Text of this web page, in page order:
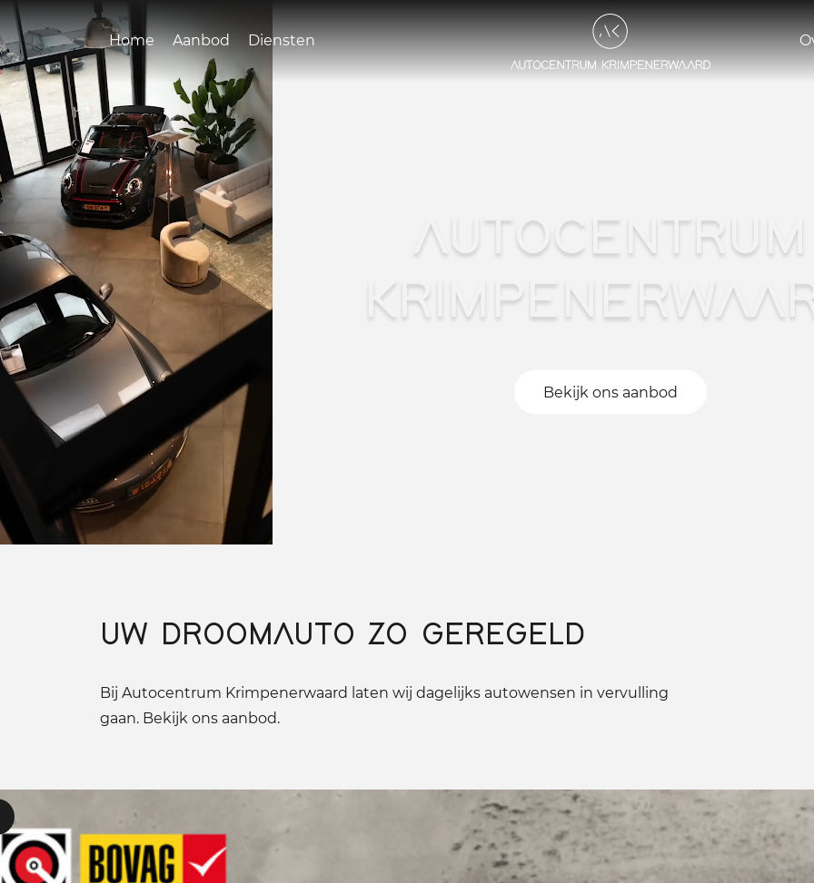
Home Aanbod Diensten
AUTOCENTRUM
Bekijk ons aanbod
UW DROOMAUTO ZO GEREGELD
Bij Autocentrum Krimpenerwaard laten wij dagelijks autowensen in vervulling
gaan. Bekijk ons aanbod.